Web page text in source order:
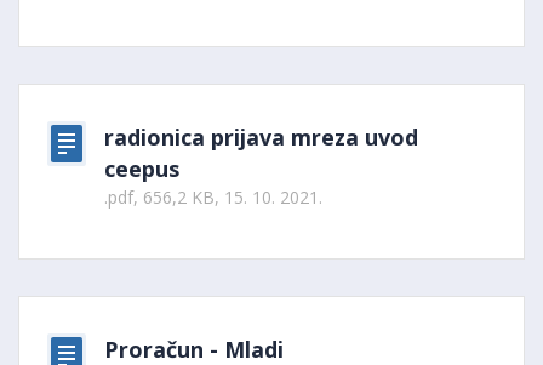
radionica prijava mreza uvod
ceepus
.pdf, 656,2 KB, 15. 10. 2021.
Proračun - Mladi